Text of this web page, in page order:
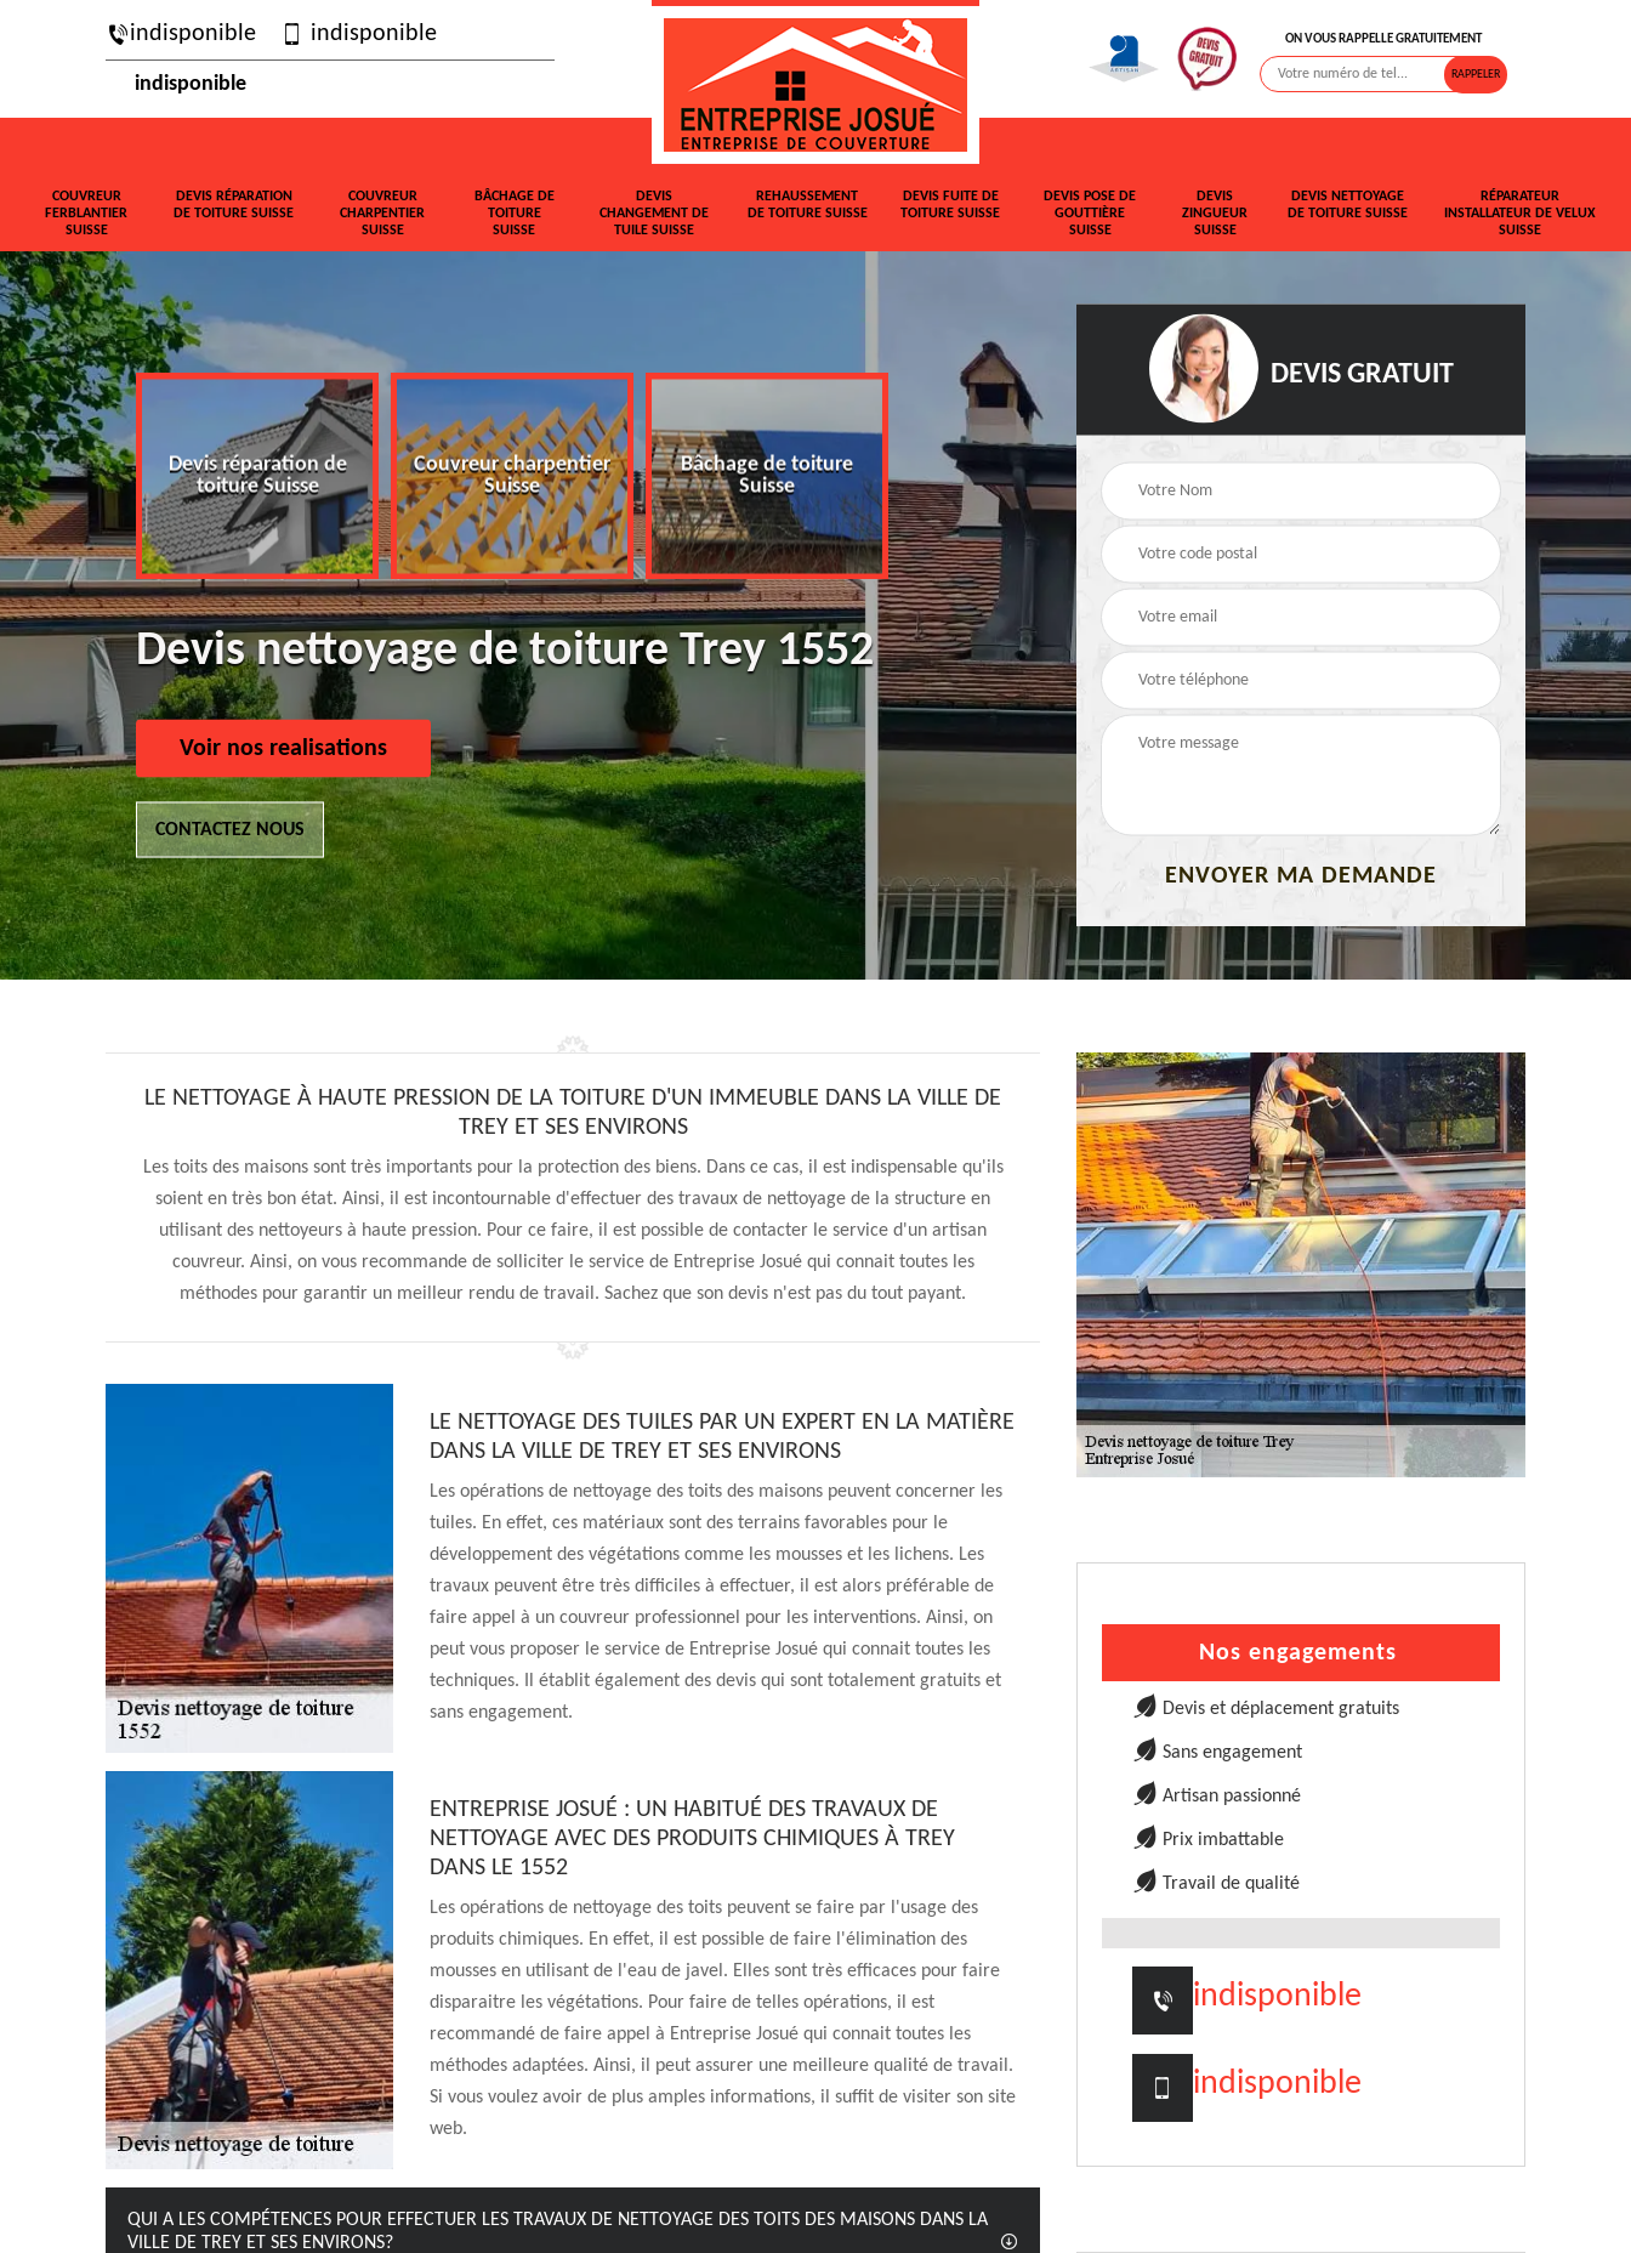
indisponible indisponible
indisponible
ON VOUS RAPPELLE GRATUITEMENT
COUVREUR
FERBLANTIER
SUISSE
DEVIS RÉPARATION
DE TOITURE SUISSE
COUVREUR
CHARPENTIER
SUISSE
BÂCHAGE DE
TOITURE
SUISSE
DEVIS
CHANGEMENT DE
TUILE SUISSE
REHAUSSEMENT
DE TOITURE SUISSE
DEVIS FUITE DE
TOITURE SUISSE
DEVIS POSE DE
GOUTTIÈRE
SUISSE
DEVIS
ZINGUEUR
SUISSE
DEVIS NETTOYAGE
DE TOITURE SUISSE
RÉPARATEUR
INSTALLATEUR DE VELUX
SUISSE
Devis réparation de
toiture Suisse
Couvreur charpentier
Suisse
Bâchage de toiture
Suisse
Devis changement de
tuile Suisse
Rehaussement de
Devis fuite de toiture
Suisse
Devis nettoyage de toiture Trey 1552
Voir nos realisations
CONTACTEZ NOUS
DEVIS GRATUIT
LE NETTOYAGE À HAUTE PRESSION DE LA TOITURE D'UN IMMEUBLE DANS LA VILLE DE
TREY ET SES ENVIRONS
Les toits des maisons sont très importants pour la protection des biens. Dans ce cas, il est indispensable qu'ils
soient en très bon état. Ainsi, il est incontournable d'effectuer des travaux de nettoyage de la structure en
utilisant des nettoyeurs à haute pression. Pour ce faire, il est possible de contacter le service d'un artisan
couvreur. Ainsi, on vous recommande de solliciter le service de Entreprise Josué qui connait toutes les
méthodes pour garantir un meilleur rendu de travail. Sachez que son devis n'est pas du tout payant.
LE NETTOYAGE DES TUILES PAR UN EXPERT EN LA MATIÈRE
DANS LA VILLE DE TREY ET SES ENVIRONS
Les opérations de nettoyage des toits des maisons peuvent concerner les
tuiles. En effet, ces matériaux sont des terrains favorables pour le
développement des végétations comme les mousses et les lichens. Les
travaux peuvent être très difficiles à effectuer, il est alors préférable de
faire appel à un couvreur professionnel pour les interventions. Ainsi, on
peut vous proposer le service de Entreprise Josué qui connait toutes les
techniques. Il établit également des devis qui sont totalement gratuits et
sans engagement.
ENTREPRISE JOSUÉ : UN HABITUÉ DES TRAVAUX DE
NETTOYAGE AVEC DES PRODUITS CHIMIQUES À TREY
DANS LE 1552
Les opérations de nettoyage des toits peuvent se faire par l'usage des
produits chimiques. En effet, il est possible de faire l'élimination des
mousses en utilisant de l'eau de javel. Elles sont très efficaces pour faire
disparaitre les végétations. Pour faire de telles opérations, il est
recommandé de faire appel à Entreprise Josué qui connait toutes les
méthodes adaptées. Ainsi, il peut assurer une meilleure qualité de travail.
Si vous voulez avoir de plus amples informations, il suffit de visiter son site
web.
QUI A LES COMPÉTENCES POUR EFFECTUER LES TRAVAUX DE NETTOYAGE DES TOITS DES MAISONS DANS LA
VILLE DE TREY ET SES ENVIRONS?
Nos engagements
Devis et déplacement gratuits
Sans engagement
Artisan passionné
Prix imbattable
Travail de qualité
indisponible
indisponible